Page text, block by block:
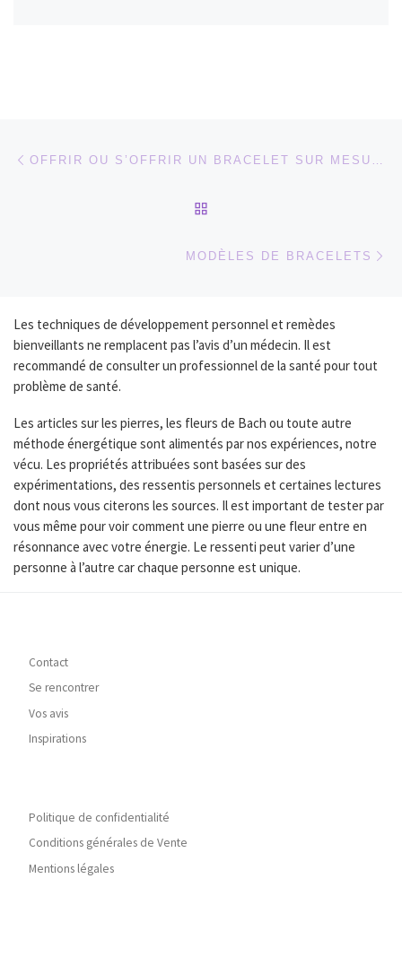
Parcourir les articles
MODÈLES DE BRACELETS
Les techniques de développement personnel et remèdes
bienveillants ne remplacent pas l’avis d’un médecin. Il est
recommandé de consulter un professionnel de la santé pour tout
problème de santé.
Les articles sur les pierres, les fleurs de Bach ou toute autre
méthode énergétique sont alimentés par nos expériences, notre
vécu. Les propriétés attribuées sont basées sur des
expérimentations, des ressentis personnels et certaines lectures
dont nous vous citerons les sources. Il est important de tester par
vous même pour voir comment une pierre ou une fleur entre en
résonnance avec votre énergie. Le ressenti peut varier d’une
personne à l’autre car chaque personne est unique.
Contact
Se rencontrer
Vos avis
Inspirations
Politique de confidentialité
Conditions générales de Vente
Mentions légales